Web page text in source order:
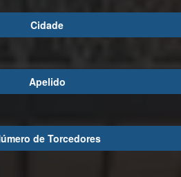
Cidade
Apelido
de Torcedores